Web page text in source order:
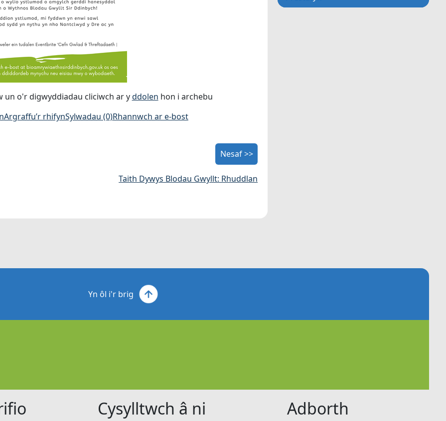
un o'r digwyddiadau cliciwch ar yddolen hon i archebu
Argraffu’r rhifynSylwadau (0)Rhannwch ar e-bost
Nesaf >>
Taith Dywys Blodau Gwyllt: Rhuddlan
Yn ôl i'r brig
Cysylltwch â ni Adborth